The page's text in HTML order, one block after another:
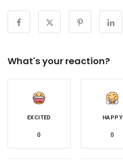
What's your reaction?
EXCITED
0
HAPPY
0